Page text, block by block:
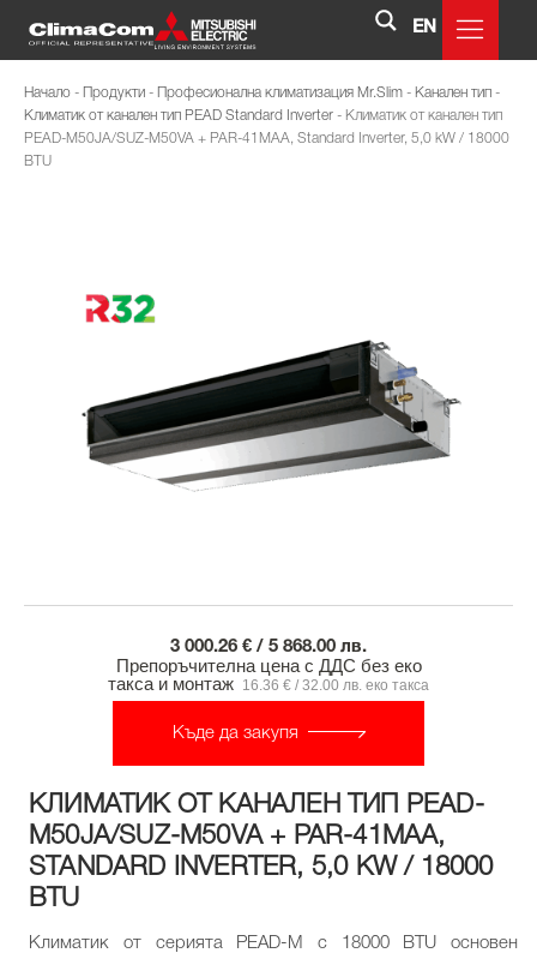
EN
Начало - Продукти - Професионална климатизация Mr.Slim - Канален тип -
Климатик от канален тип PEAD Standard Inverter - Климатик от канален тип
PEAD-M50JA/SUZ-M50VA + PAR-41MAA, Standard Inverter, 5,0 kW / 18000
BTU
3 000.26 € / 5 868.00 лв.
Препоръчителна цена с ДДС без еко
такса и монтаж 16.36 € / 32.00 лв. еко такса
Къде да закупя
КЛИМАТИК ОТ КАНАЛЕН ТИП PEAD-
M50JA/SUZ-M50VA + PAR-41MAA,
STANDARD INVERTER, 5,0 KW / 18000
BTU
Климатик от серията PEAD-M с 18000 BTU основен